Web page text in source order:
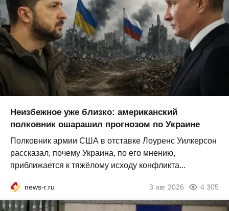
Неизбежное уже близко: американский
полковник ошарашил прогнозом по Украине
Полковник армии США в отставке Лоуренс Уилкерсон
рассказал, почему Украина, по его мнению,
приближается к тяжёлому исходу конфликта...
news-r.ru 3 авг 2026 4 305